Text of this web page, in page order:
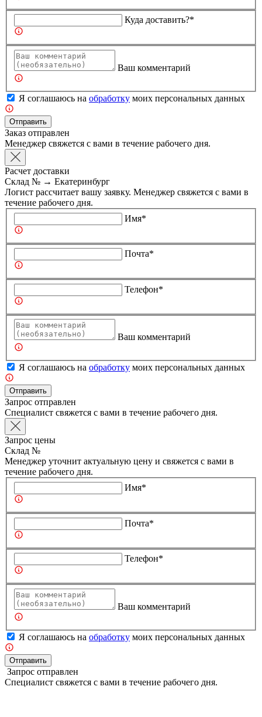
Куда доставить?*
Ваш комментарий
Я соглашаюсь на обработку моих персональных данных
Отправить
Заказ отправлен
Менеджер свяжется с вами в течение рабочего дня.
Расчет доставки
Склад № → Екатеринбург
Логист рассчитает вашу заявку. Менеджер свяжется с вами в
течение рабочего дня.
Имя*
Почта*
Телефон*
Ваш комментарий
Я соглашаюсь на обработку моих персональных данных
Отправить
Запрос отправлен
Специалист свяжется с вами в течение рабочего дня.
Запрос цены
Склад №
Менеджер уточнит актуальную цену и свяжется с вами в
течение рабочего дня.
Имя*
Почта*
Телефон*
Ваш комментарий
Я соглашаюсь на обработку моих персональных данных
Отправить
Запрос отправлен
Специалист свяжется с вами в течение рабочего дня.